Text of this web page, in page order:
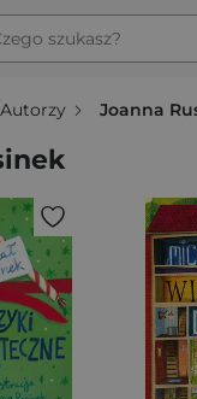
szukasz?
Autorzy Joanna